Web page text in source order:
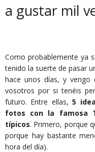
a gustar mil
Como probablemente ya
tenido la suerte de pasar
hace unos días, y vengo
vosotros por si tenéis
futuro. Entre ellas,5
fotos con la famosa
típicos. Primero, porque
porque hay bastante
hora del día).